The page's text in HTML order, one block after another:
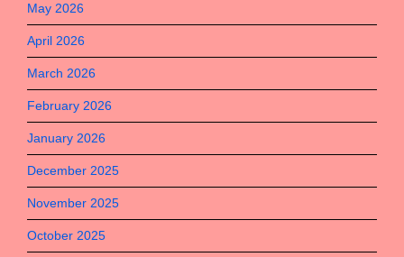
May 2026
April 2026
March 2026
February 2026
January 2026
December 2025
November 2025
October 2025